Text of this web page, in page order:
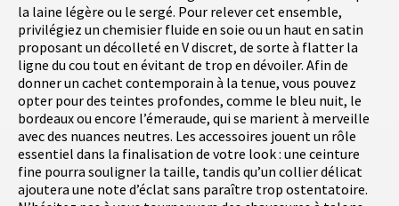
la laine légère ou le sergé. Pour relever cet ensemble,
privilégiez un chemisier fluide en soie ou un haut en satin
proposant un décolleté en V discret, de sorte à flatter la
ligne du cou tout en évitant de trop en dévoiler. Afin de
donner un cachet contemporain à la tenue, vous pouvez
opter pour des teintes profondes, comme le bleu nuit, le
bordeaux ou encore l’émeraude, qui se marient à merveille
avec des nuances neutres. Les accessoires jouent un rôle
essentiel dans la finalisation de votre look : une ceinture
fine pourra souligner la taille, tandis qu’un collier délicat
ajoutera une note d’éclat sans paraître trop ostentatoire.